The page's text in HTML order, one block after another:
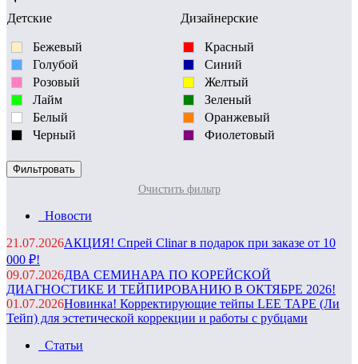
Детские
Дизайнерские
Бежевый
Голубой
Розовый
Лайм
Белый
Черный
Красный
Синий
Желтый
Зеленый
Оранжевый
Фиолетовый
Очистить фильтр
Новости
21.07.2026АКЦИЯ! Спрей Clinar в подарок при заказе от 10
000 ₽!
09.07.2026ДВА СЕМИНАРА ПО КОРЕЙСКОЙ
ДИАГНОСТИКЕ И ТЕЙПИРОВАНИЮ В ОКТЯБРЕ 2026!
01.07.2026Новинка! Корректирующие тейпы LEE TAPE (Ли
Тейп) для эстетической коррекции и работы с рубцами
Статьи